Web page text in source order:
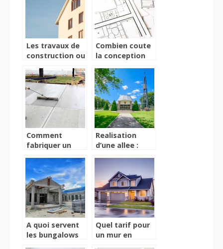
plomberie ?
Les travaux de
construction ou
ce qu’il faut
savoir!
Combien coute
la conception
Comment
fabriquer un
même ?
Realisation
d’une allee :
de gravier pour
la resistance de
l’infrastructure
?
A quoi servent
les bungalows
Quel tarif pour
un mur en